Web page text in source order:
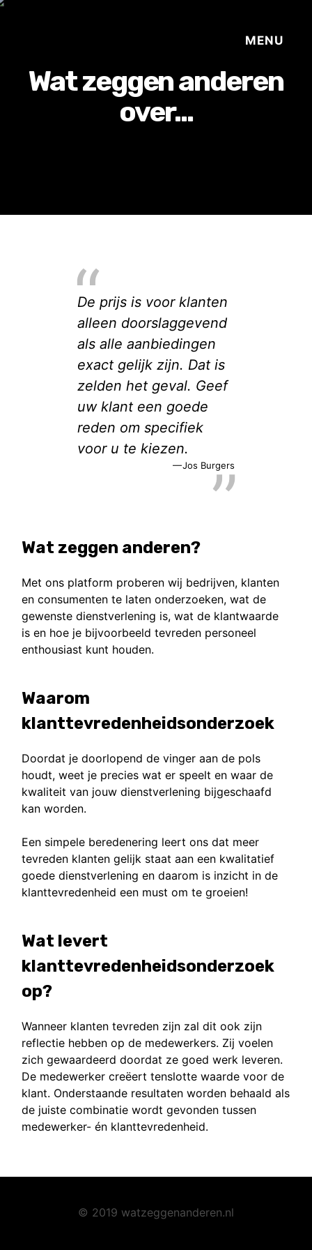
Wat zeggen anderen
over...
De prijs is voor klanten
alleen doorslaggevend
als alle aanbiedingen
exact gelijk zijn. Dat is
zelden het geval. Geef
uw klant een goede
reden om specifiek
voor u te kiezen.
Jos Burgers
Wat zeggen anderen?
Met ons platform proberen wij bedrijven, klanten
en consumenten te laten onderzoeken, wat de
gewenste dienstverlening is, wat de klantwaarde
is en hoe je bijvoorbeeld tevreden personeel
enthousiast kunt houden.
Waarom
klanttevredenheidsonderzoek
Doordat je doorlopend de vinger aan de pols
houdt, weet je precies wat er speelt en waar de
kwaliteit van jouw dienstverlening bijgeschaafd
kan worden.
Een simpele beredenering leert ons dat meer
tevreden klanten gelijk staat aan een kwalitatief
goede dienstverlening en daarom is inzicht in de
klanttevredenheid een must om te groeien!
Wat levert
klanttevredenheidsonderzoek
op?
Wanneer klanten tevreden zijn zal dit ook zijn
reflectie hebben op de medewerkers. Zij voelen
zich gewaardeerd doordat ze goed werk leveren.
De medewerker creëert tenslotte waarde voor de
klant. Onderstaande resultaten worden behaald als
de juiste combinatie wordt gevonden tussen
medewerker- én klanttevredenheid.
© 2019 watzeggenanderen.nl